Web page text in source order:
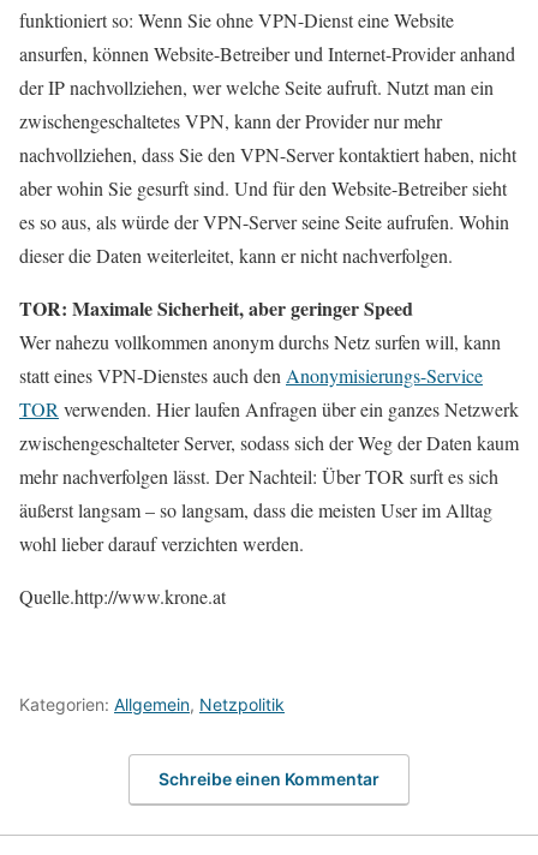
funktioniert so: Wenn Sie ohne VPN-Dienst eine Website
ansurfen, können Website-Betreiber und Internet-Provider anhand
der IP nachvollziehen, wer welche Seite aufruft. Nutzt man ein
zwischengeschaltetes VPN, kann der Provider nur mehr
nachvollziehen, dass Sie den VPN-Server kontaktiert haben, nicht
aber wohin Sie gesurft sind. Und für den Website-Betreiber sieht
es so aus, als würde der VPN-Server seine Seite aufrufen. Wohin
dieser die Daten weiterleitet, kann er nicht nachverfolgen.
TOR: Maximale Sicherheit, aber geringer Speed
Wer nahezu vollkommen anonym durchs Netz surfen will, kann
statt eines VPN-Dienstes auch den Anonymisierungs-Service
TOR verwenden. Hier laufen Anfragen über ein ganzes Netzwerk
zwischengeschalteter Server, sodass sich der Weg der Daten kaum
mehr nachverfolgen lässt. Der Nachteil: Über TOR surft es sich
äußerst langsam – so langsam, dass die meisten User im Alltag
wohl lieber darauf verzichten werden.
Quelle.http://www.krone.at
Kategorien: Allgemein, Netzpolitik
Schreibe einen Kommentar